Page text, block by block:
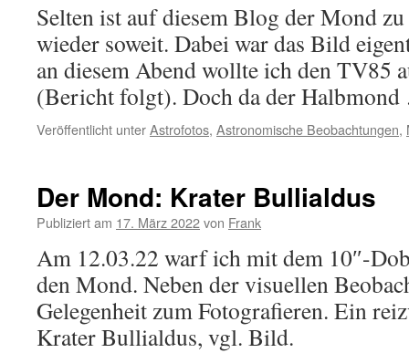
Selten ist auf diesem Blog der Mond
wieder soweit. Dabei war das Bild
an diesem Abend wollte ich den TV85
(Bericht folgt). Doch da der
Veröffentlicht unterAstrofotos, Astronomische Beobachtungen,
Der Mond: Krater Bullialdus
Publiziert am 17. März 2022von Frank
Am 12.03.22 warf ich mit dem 10″-
den Mond. Neben der visuellen
Gelegenheit zum Fotografieren. Ein
Krater Bullialdus, vgl. Bild.